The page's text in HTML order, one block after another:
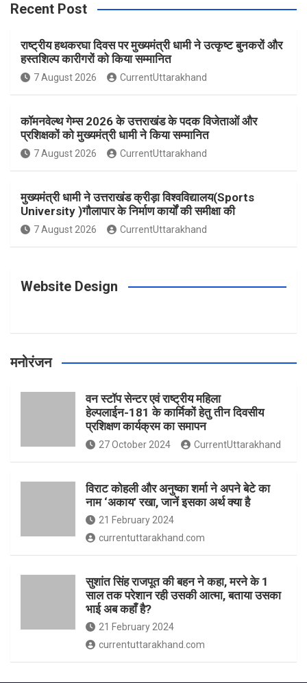
c
e
b
o
k
s
t
a
g
a
n
t
e
r
s
i
t
e
u
u
Recent Post
राष्ट्रीय हथकरघा दिवस पर मुख्यमंत्री धामी ने उत्कृष्ट बुनकरों और
हस्तशिल्प कारीगरों को किया सम्मानित
7 August 2026 CurrentUttarakhand
कॉमनवेल्थ गेम्स 2026 के उत्तराखंड के पदक विजेताओं और
प्रशिक्षकों को मुख्यमंत्री धामी ने किया सम्मानित
7 August 2026 CurrentUttarakhand
मुख्यमंत्री धामी ने उत्तराखंड क्रीड़ा विश्वविद्यालय(Sports
University )गौलापार के निर्माण कार्यों की समीक्षा की
7 August 2026 CurrentUttarakhand
Website Design
मनोरंजन
वन स्टॉप सेन्टर एवं राष्ट्रीय महिला
हेल्पलाईन-181 के कार्मिकों हेतु तीन दिवसीय
प्रशिक्षण कार्यक्रम का समापन
27 October 2024 CurrentUttarakhand
विराट कोहली और अनुष्का शर्मा ने अपने बेटे का
नाम ‘अकाय’ रखा, जानें इसका अर्थ क्‍या है
21 February 2024
currentuttarakhand.com
सुशांत सिंह राजपूत की बहन ने कहा, मरने के 1
साल तक परेशान रही उसकी आत्मा, बताया उसका
भाई अब कहाँ है?
21 February 2024
currentuttarakhand.com